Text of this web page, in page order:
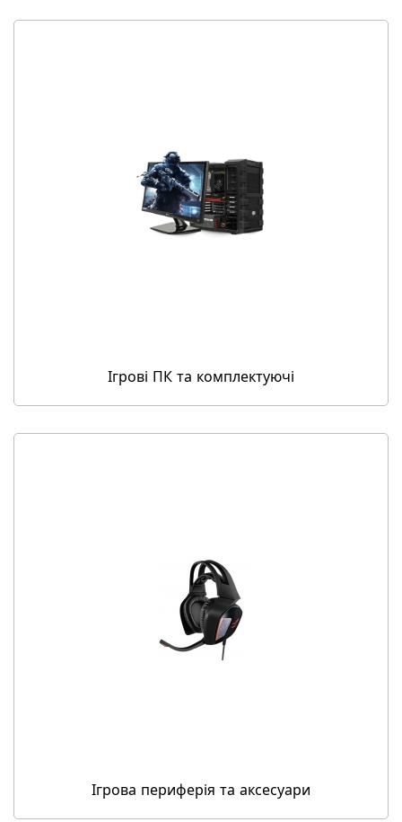
Ігрові ПК та комплектуючі
Ігрова периферія та аксесуари